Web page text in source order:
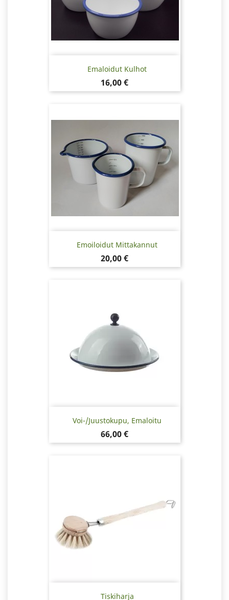
Emaloidut Kulhot
Hinta
16,00 €
Emoiloidut Mittakannut
Hinta
20,00 €
Voi-/Juustokupu, Emaloitu
Hinta
66,00 €
Tiskiharja